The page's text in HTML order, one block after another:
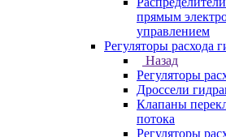
прямым
управлением
Регуляторы расхода
Назад
Регуляторы
Дроссели
Клапаны
потока
Регуляторы